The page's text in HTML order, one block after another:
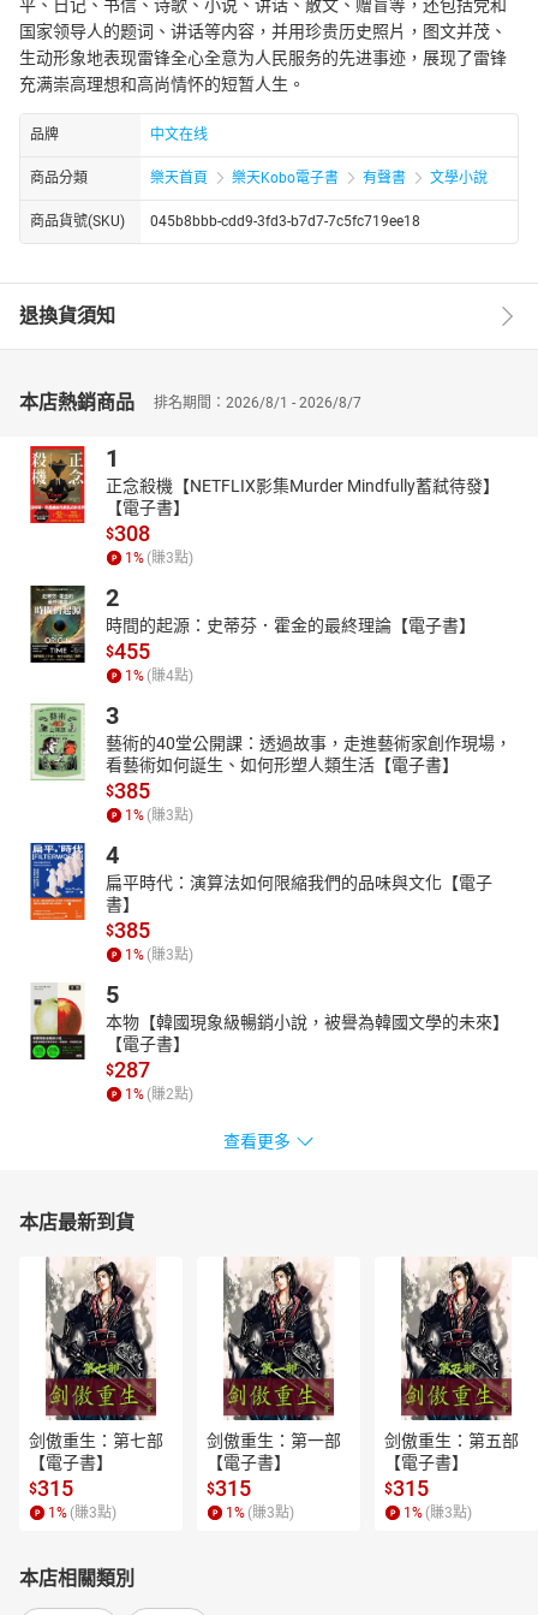
平、日记、书信、诗歌、小说、讲话、散文、赠盲等，还包括党和
国家领导人的题词、讲话等内容，并用珍贵历史照片，图文并茂、
生动形象地表现雷锋全心全意为人民服务的先进事迹，展现了雷锋
充满崇高理想和高尚情怀的短暂人生。
品牌 中文在线
商品分類 樂天首頁 樂天Kobo電子書 有聲書 文學小說
商品貨號(SKU) 045b8bbb-cdd9-3fd3-b7d7-7c5fc719ee18
退換貨須知
本店熱銷商品 排名期間：2026/8/1 - 2026/8/7
1
正念殺機【NETFLIX影集Murder Mindfully蓄弒待發】
【電子書】
$308
1% (賺3點)
2
時間的起源：史蒂芬．霍金的最終理論【電子書】
$455
1% (賺4點)
3
藝術的40堂公開課：透過故事，走進藝術家創作現場，
看藝術如何誕生、如何形塑人類生活【電子書】
$385
1% (賺3點)
4
扁平時代：演算法如何限縮我們的品味與文化【電子
書】
$385
1% (賺3點)
5
本物【韓國現象級暢銷小說，被譽為韓國文學的未來】
【電子書】
$287
1% (賺2點)
查看更多
本店最新到貨
剑傲重生：第七部
【電子書】
$315
1 % (賺3點)
剑傲重生：第一部
【電子書】
$315
1 % (賺3點)
剑傲重生：第五部
【電子書】
$315
1 % (賺3點)
本店相關類別